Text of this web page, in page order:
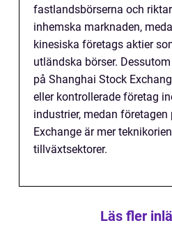
fastlandsbörserna och
inhemska marknaden,
kinesiska företags aktier
utländska börser.
på Shanghai Stock
eller kontrollerade företag
industrier, medan
Exchange är mer
tillväxtsektorer.
Läs fler